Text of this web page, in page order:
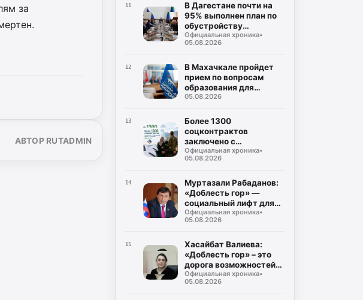
за
АВТОР RUTADMIN
11
В Дагестане почти на
95% выполнен план по
обустройству
площадок для сбора
ТКО
Официальная хроника•
05.08.2026
12
В Махачкале пройдет
прием по вопросам
образования для
участников СВО и их
05.08.2026
13
Более 1300
соцконтрактов
заключено с
участниками СВО и их
семьями в Дагестане
Официальная хроника•
05.08.2026
14
Муртазали Рабаданов:
«Доблесть гор» —
социальный лифт для
героев СВО
Официальная хроника•
05.08.2026
15
Хасайбат Валиева:
«Доблесть гор» – это
дорога возможностей
для героев,
возвращающихся к
Официальная хроника•
05.08.2026